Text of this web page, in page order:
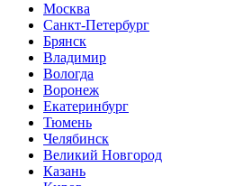
Москва
Санкт-Петербург
Брянск
Владимир
Вологда
Воронеж
Екатеринбург
Тюмень
Челябинск
Великий Новгород
Казань